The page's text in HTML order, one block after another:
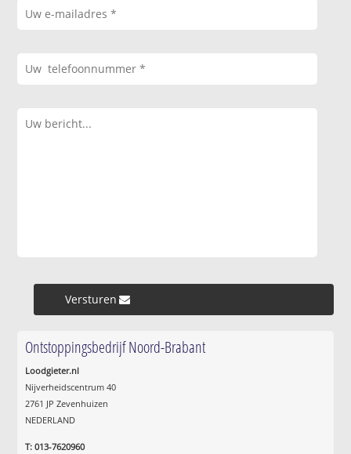
Versturen »
Ontstoppingsbedrijf Noord-Brabant
Loodgieter.nl
Nijverheidscentrum 40
2761 JP Zevenhuizen
NEDERLAND
T: 013-7620960